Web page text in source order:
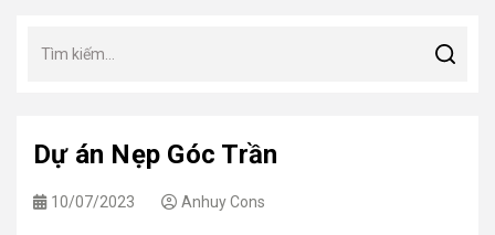
Dự án Nẹp Góc Trần
10/07/2023 Anhuy Cons